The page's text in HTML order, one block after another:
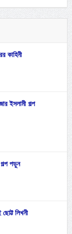
কাহিনী
ইসলামী গল্প
পড়ুন
লিখনী